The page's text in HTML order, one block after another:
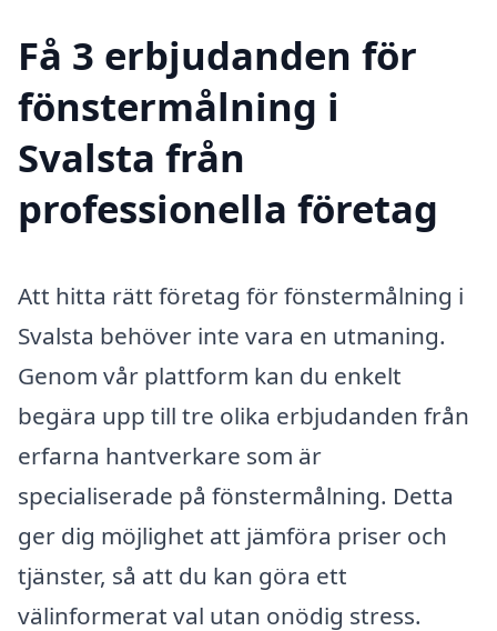
Få 3 erbjudanden för
fönstermålning i
Svalsta från
professionella företag
Att hitta rätt företag för fönstermålning i
Svalsta behöver inte vara en utmaning.
Genom vår plattform kan du enkelt
begära upp till tre olika erbjudanden från
erfarna hantverkare som är
specialiserade på fönstermålning. Detta
ger dig möjlighet att jämföra priser och
tjänster, så att du kan göra ett
välinformerat val utan onödig stress.